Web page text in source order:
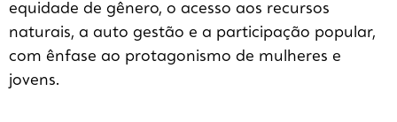
equidade de gênero, o acesso aos recursos
naturais, a auto gestão e a participação popular,
com ênfase ao protagonismo de mulheres e
jovens.